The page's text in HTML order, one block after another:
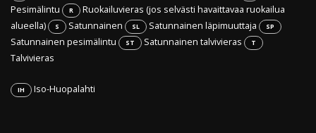
Pesimälintu R
Ruokailuvieras (jos selvästi havaittavaa ruokailua
alueella)
S Satunnainen SL Satunnainen läpimuuttaja SP
Satunnainen pesimälintu ST Satunnainen talvivieras T
Talvivieras
IH Iso-Huopalahti